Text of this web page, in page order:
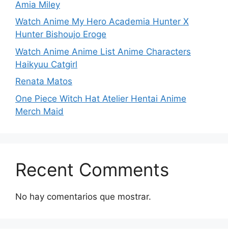
Amia Miley
Watch Anime My Hero Academia Hunter X
Hunter Bishoujo Eroge
Watch Anime Anime List Anime Characters
Haikyuu Catgirl
Renata Matos
One Piece Witch Hat Atelier Hentai Anime
Merch Maid
Recent Comments
No hay comentarios que mostrar.